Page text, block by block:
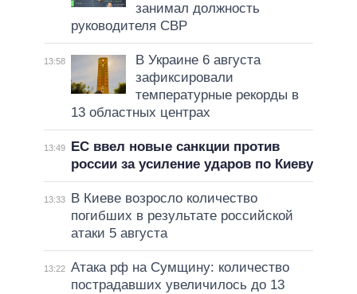
занимал должность
руководителя СВР
13:58
В Украине 6 августа
зафиксировали
температурные рекорды в
13 областных центрах
13:49
ЕС ввел новые санкции против
россии за усиление ударов по Киеву
13:33
В Киеве возросло количество
погибших в результате российской
атаки 5 августа
13:22 Атака рф на Сумщину: количество
пострадавших увеличилось до 13